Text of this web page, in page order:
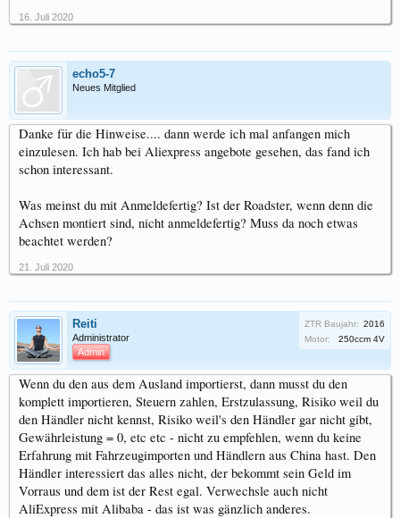
16. Juli 2020
echo5-7
Neues Mitglied
Danke für die Hinweise.... dann werde ich mal anfangen mich
einzulesen. Ich hab bei Aliexpress angebote gesehen, das fand ich
schon interessant.
Was meinst du mit Anmeldefertig? Ist der Roadster, wenn denn die
Achsen montiert sind, nicht anmeldefertig? Muss da noch etwas
beachtet werden?
21. Juli 2020
Reiti
Administrator
Admin
ZTR Baujahr: 2016
Motor:
250ccm 4V
Wenn du den aus dem Ausland importierst, dann musst du den
komplett importieren, Steuern zahlen, Erstzulassung, Risiko weil du
den Händler nicht kennst, Risiko weil's den Händler gar nicht gibt,
Gewährleistung = 0, etc etc - nicht zu empfehlen, wenn du keine
Erfahrung mit Fahrzeugimporten und Händlern aus China hast. Den
Händler interessiert das alles nicht, der bekommt sein Geld im
Vorraus und dem ist der Rest egal. Verwechsle auch nicht
AliExpress mit Alibaba - das ist was gänzlich anderes.